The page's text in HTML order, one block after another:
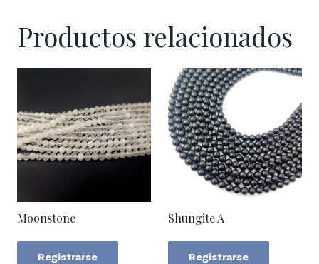
Productos relacionados
Moonstone
Registrarse
Shungite A
Registrarse